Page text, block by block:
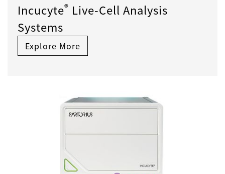
Incucyte® Live-Cell Analysis
Systems
Explore More